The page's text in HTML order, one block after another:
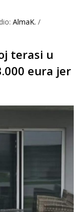
AlmaK. /
terasi u
eura jer